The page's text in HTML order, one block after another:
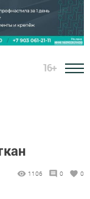
16+
1106 0 0